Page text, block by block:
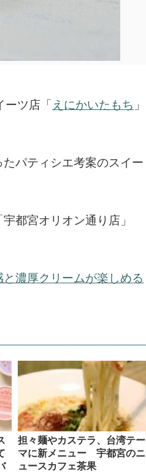
ツ店「 えにかいたもち 」
パティシエ考案のスイー
都宮オリオン通り店」
濃厚クリームが楽しめる
担々麺やカステラ、台湾テー
マに新メニュー 宇都宮のニ
ュースカフェ茶果